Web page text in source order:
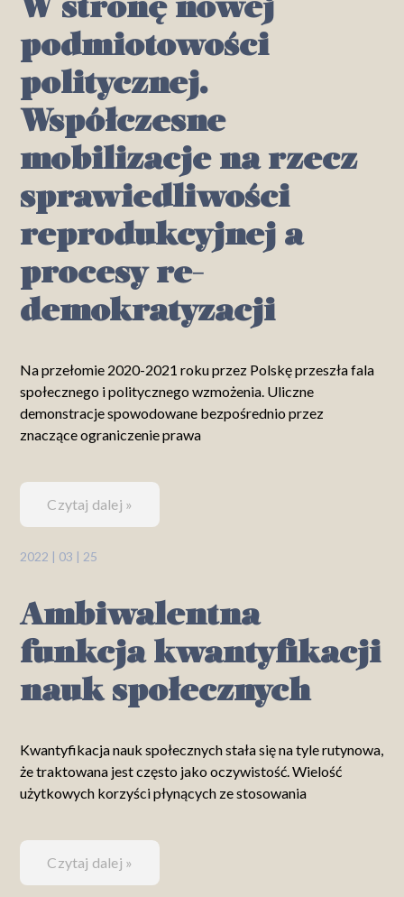
W stronę nowej
podmiotowości
politycznej.
Współczesne
mobilizacje na rzecz
sprawiedliwości
reprodukcyjnej a
procesy re-
demokratyzacji
Na przełomie 2020-2021 roku przez Polskę przeszła fala
społecznego i politycznego wzmożenia. Uliczne
demonstracje spowodowane bezpośrednio przez
znaczące ograniczenie prawa
Czytaj dalej »
2022 | 03 | 25
Ambiwalentna
funkcja kwantyfikacji
nauk społecznych
Kwantyfikacja nauk społecznych stała się na tyle rutynowa,
że traktowana jest często jako oczywistość. Wielość
użytkowych korzyści płynących ze stosowania
Czytaj dalej »